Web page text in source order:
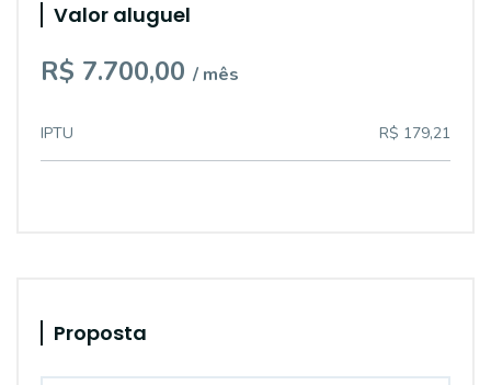
Valor aluguel
R$ 7.700,00 / mês
IPTU R$ 179,21
Proposta